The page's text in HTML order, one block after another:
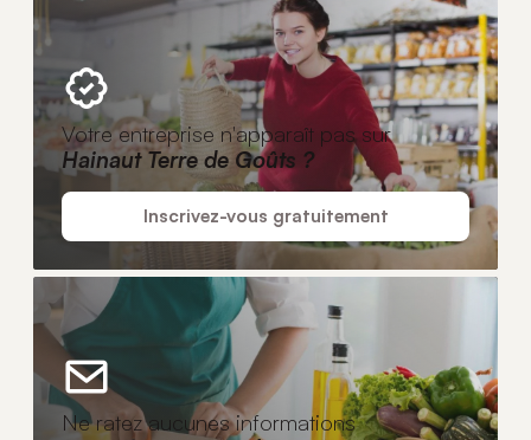
Votre entreprise n'apparaît pas sur
Hainaut Terre de Goûts ?
Inscrivez-vous gratuitement
Ne ratez aucunes informations